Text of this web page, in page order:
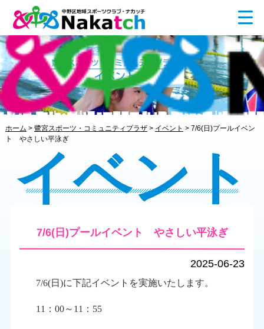
ホーム > 鷺宮スポーツ・コミュニティプラザ> イベント > 7/6(日)プールイベン
ト やさしい平泳ぎ
イベント
7/6(日)プールイベント やさしい平泳ぎ
2025-06-23
7/6(日)に下記イベントを実施いたします。
11：00～11：55